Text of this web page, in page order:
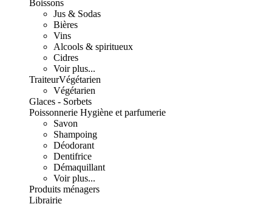
Boissons
Jus & Sodas
Bières
Vins
Alcools & spiritueux
Cidres
Voir plus...
TraiteurVégétarien
Végétarien
Glaces - Sorbets
Poissonnerie Hygiène et parfumerie
Savon
Shampoing
Déodorant
Dentifrice
Démaquillant
Voir plus...
Produits ménagers
Librairie